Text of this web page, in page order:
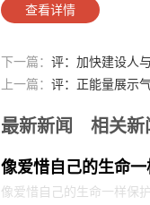
查看详情
下一篇： 评：加快建设人
上一篇： 评：正能量展示
最新新闻 相关新
像爱惜自己的生命
像爱惜自己的生命一样保